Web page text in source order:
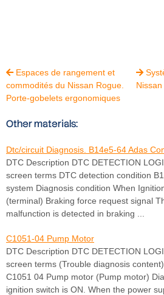
Espaces de rangement et
commodités du Nissan Rogue.
Porte-gobelets ergonomiques

Other materials:
Dtc/circuit Diagnosis. B14e5-64 Adas
DTC Description DTC DETECTION
screen terms DTC detection condition
system Diagnosis condition When
(terminal) Braking force request signal
malfunction is detected in braking ...
C1051-04 Pump Motor
DTC Description DTC DETECTION
screen terms (Trouble diagnosis
C1051 04 Pump motor (Pump motor)
ignition switch is ON. When the power